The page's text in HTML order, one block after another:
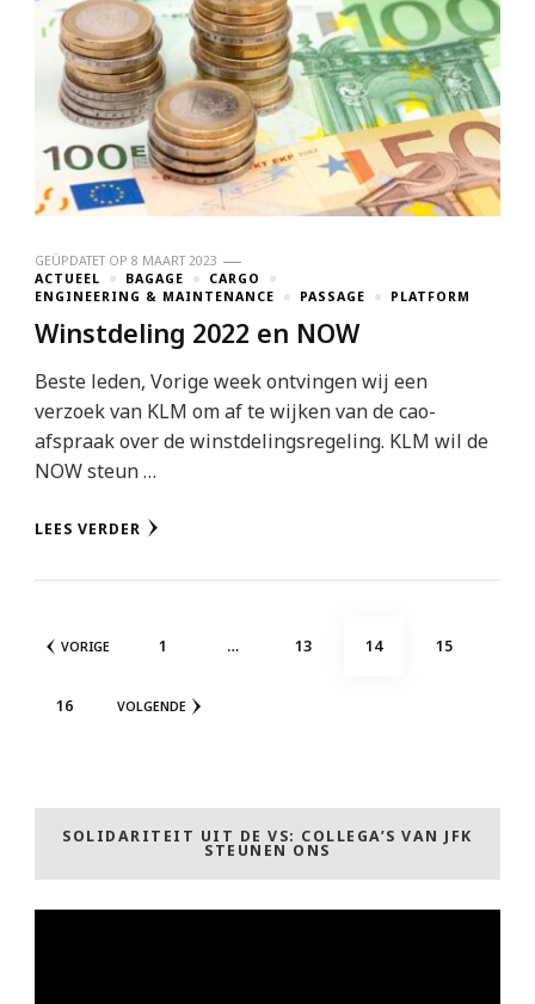
GEÜPDATET OP 8 MAART 2023
ACTUEEL
BAGAGE
CARGO
ENGINEERING & MAINTENANCE
PASSAGE PLATFORM
Winstdeling 2022 en NOW
Beste leden, Vorige week ontvingen wij een
verzoek van KLM om af te wijken van de cao-
afspraak over de winstdelingsregeling. KLM wil de
NOW steun …
LEES VERDER
Berichten
VORIGE PAGINA
1 … PAGINA
13 PAGINA
14 PAGINA
15
PAGINA
16 VOLGENDE
SOLIDARITEIT UIT DE VS: COLLEGA’S VAN JFK
STEUNEN ONS